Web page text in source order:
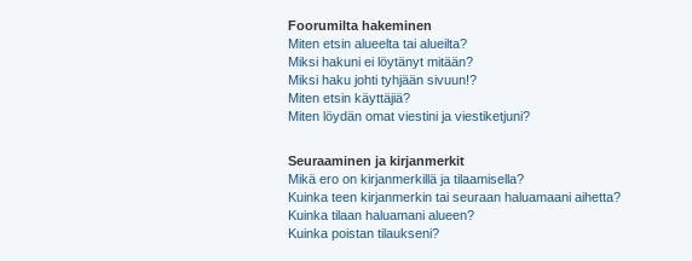
Foorumilta hakeminen
Miten etsin alueelta tai alueilta?
Miksi hakuni ei löytänyt mitään?
Miksi haku johti tyhjään sivuun!?
Miten etsin käyttäjiä?
Miten löydän omat viestini ja viestiketjuni?
Seuraaminen ja kirjanmerkit
Mikä ero on kirjanmerkillä ja tilaamisella?
Kuinka teen kirjanmerkin tai seuraan haluamaani aihetta?
Kuinka tilaan haluamani alueen?
Kuinka poistan tilaukseni?